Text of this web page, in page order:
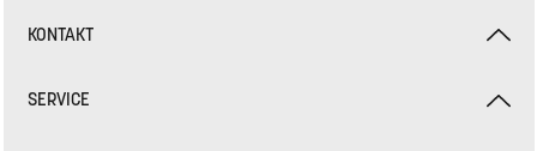
KONTAKT
SERVICE